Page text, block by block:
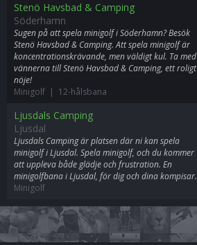
Stenö Havsbad & Camping
Söderhamn
Sugen på att spela minigolf i Söderhamn? Besök
Stenö Havsbad & Camping. Att spela minigolf är
koncentrationskrävande, men väldigt kul. Ta med
vännerna till Stenö Havsbad & Camping, ett roligt
nöje!
Minigolf | 12-hålsbana
Ljusdals Camping
Ljusdal
Ljusdals Camping är platsen där ni kan spela
minigolf i Ljusdal. Spela minigolf, och du kommer
att uppleva både glädje och frustration. En
minigolfbana i Ljusdal, för dig och dina kompisar.
Minigolf